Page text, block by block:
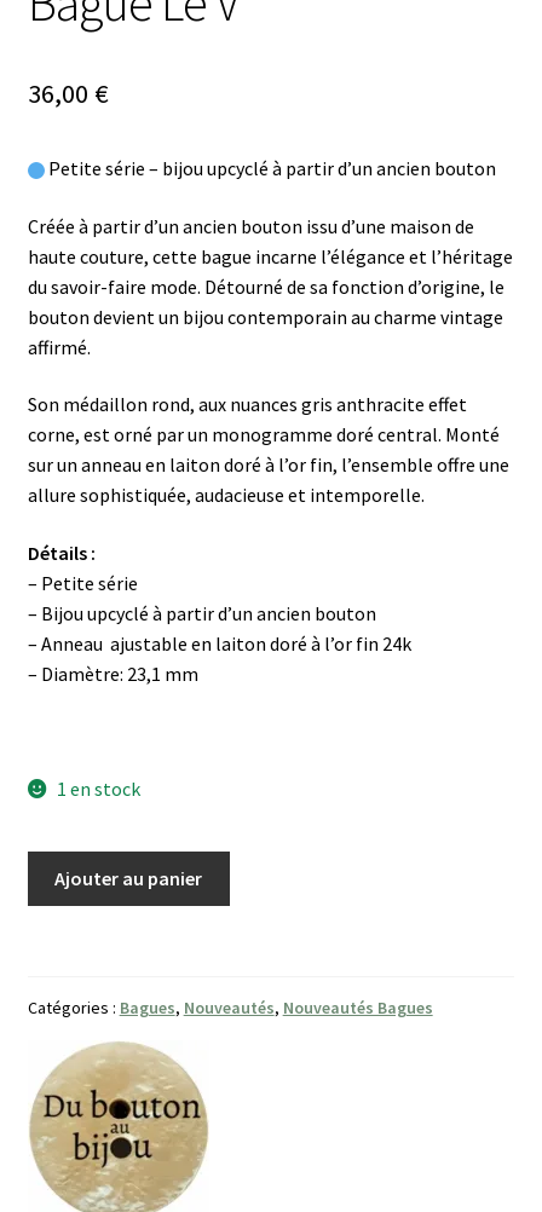
36,00 €
Petite série – bijou upcyclé à partir d’un ancien bouton
Créée à partir d’un ancien bouton issu d’une maison de
haute couture, cette bague incarne l’élégance et l’héritage
du savoir-faire mode. Détourné de sa fonction d’origine, le
bouton devient un bijou contemporain au charme vintage
affirmé.
Son médaillon rond, aux nuances gris anthracite effet
corne, est orné par un monogramme doré central. Monté
sur un anneau en laiton doré à l’or fin, l’ensemble offre une
allure sophistiquée, audacieuse et intemporelle.
Détails :
– Petite série
– Bijou upcyclé à partir d’un ancien bouton
– Anneau ajustable en laiton doré à l’or fin 24k
– Diamètre: 23,1 mm
1 en stock
Ajouter au panier
Catégories : Bagues, Nouveautés, Nouveautés Bagues